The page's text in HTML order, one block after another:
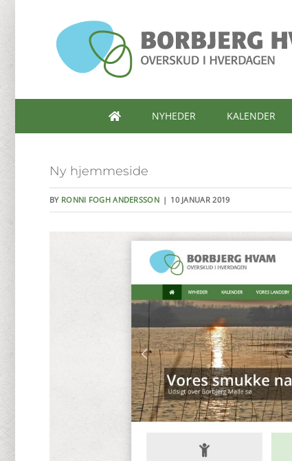
NYHEDER KALENDER
Ny hjemmeside
BY RONNI FOGH ANDERSSON | 10 JANUAR 2019